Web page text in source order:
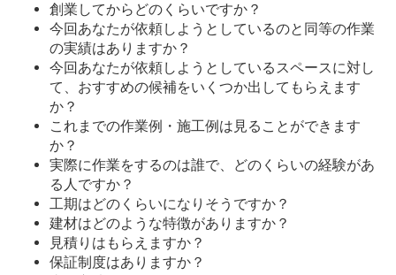
創業してからどのくらいですか？
今回あなたが依頼しようとしているのと同等の作業
の実績はありますか？
今回あなたが依頼しようとしているスペースに対し
て、おすすめの候補をいくつか出してもらえます
か？
これまでの作業例・施工例は見ることができます
か？
実際に作業をするのは誰で、どのくらいの経験があ
る人ですか？
工期はどのくらいになりそうですか？
建材はどのような特徴がありますか？
見積りはもらえますか？
保証制度はありますか？